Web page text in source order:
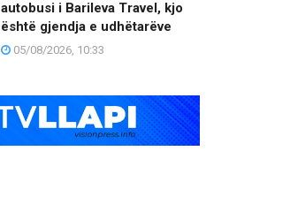
autobusi i Barileva Travel, kjo
është gjendja e udhëtarëve
05/08/2026, 10:33